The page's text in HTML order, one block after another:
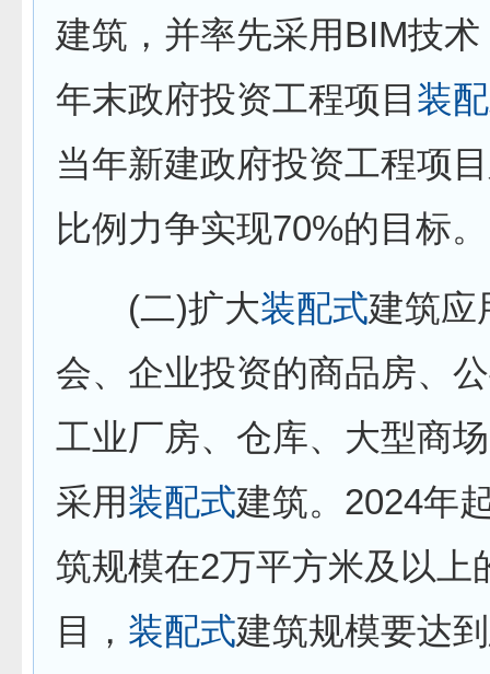
建筑，并率先采用BIM技
年末政府投资工程项目 装
当年新建政府投资工程项
比例力争实现70%的目标。
(二)扩大装配式建筑应
会、企业投资的商品房、
工业厂房、仓库、大型商
采用装配式建筑。2024年
筑规模在2万平方米及以上
目， 装配式建筑规模要达